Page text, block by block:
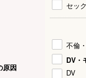
原因
セッ
不倫
DV・
DV